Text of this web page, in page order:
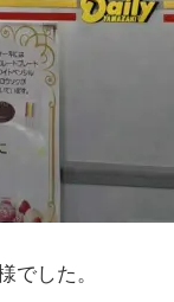
でした。